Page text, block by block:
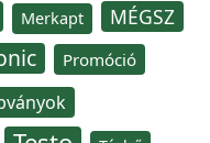
Merkapt MÉGSZ
Promóció